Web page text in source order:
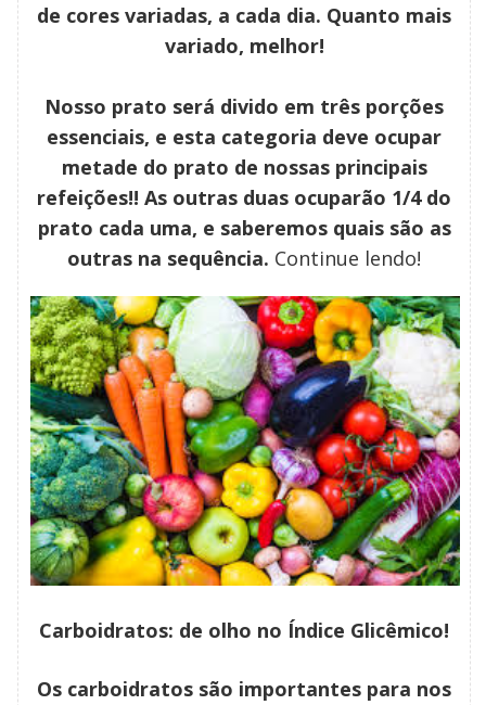
de cores variadas, a cada dia. Quanto mais
variado, melhor!
Nosso prato será divido em três porções
essenciais, e esta categoria deve ocupar
metade do prato de nossas principais
refeições!! As outras duas ocuparão 1/4 do
prato cada uma, e saberemos quais são as
outras na sequência. Continue lendo!
Carboidratos: de olho no Índice Glicêmico!
Os carboidratos são importantes para nos